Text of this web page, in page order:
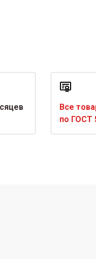
Все
по ГОСТ